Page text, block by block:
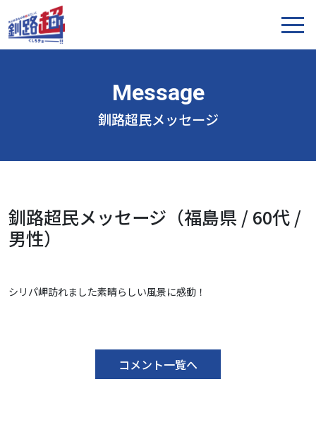
釧路超民メッセージ
釧路超民メッセージ（福島県 / 60代 /
男性）
シリパ岬訪れました素晴らしい風景に感動！
コメント一覧へ